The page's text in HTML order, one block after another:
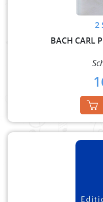
2
BACH CARL